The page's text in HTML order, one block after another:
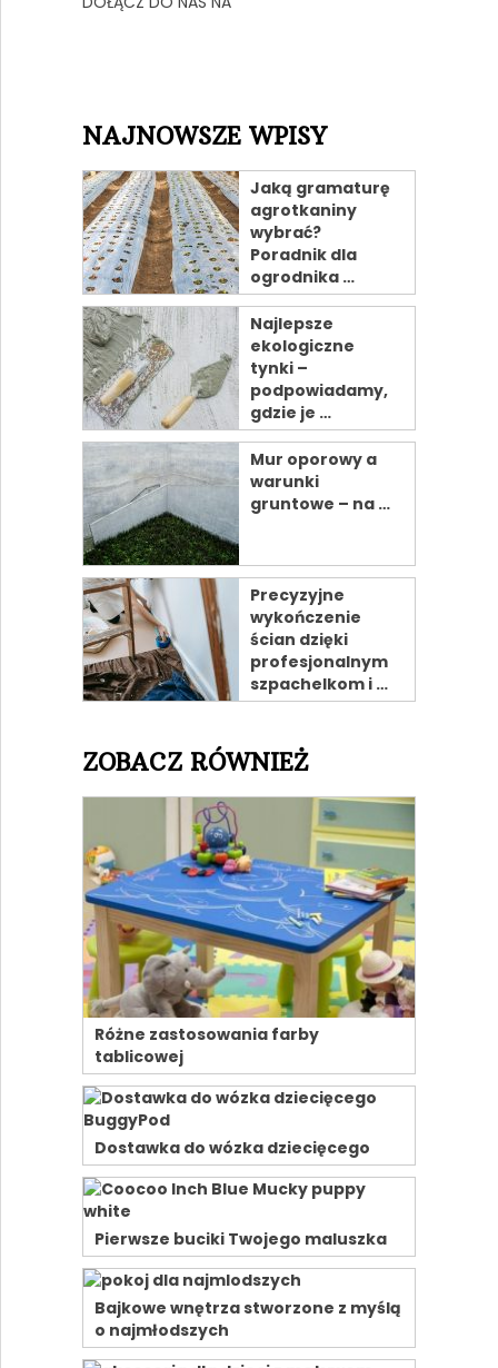
NAJNOWSZE WPISY
Jaką gramaturę
agrotkaniny
wybrać?
Poradnik dla
ogrodnika …
Najlepsze
ekologiczne
tynki –
podpowiadamy,
gdzie je …
Mur oporowy a
warunki
gruntowe – na …
Precyzyjne
wykończenie
ścian dzięki
profesjonalnym
szpachelkom i …
ZOBACZ RÓWNIEŻ
Różne zastosowania farby
tablicowej
Dostawka do wózka dziecięcego
Pierwsze buciki Twojego maluszka
Bajkowe wnętrza stworzone z myślą
o najmłodszych